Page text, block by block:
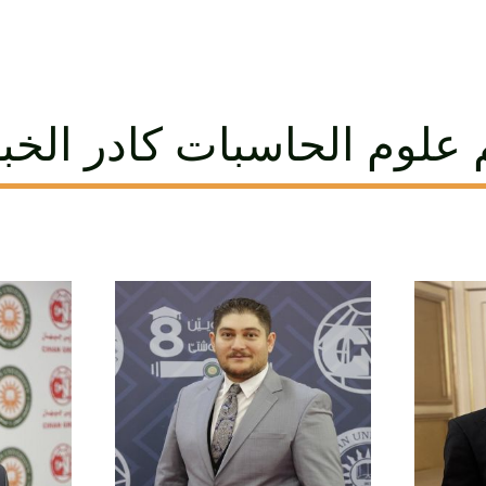
الحاسبات كادر